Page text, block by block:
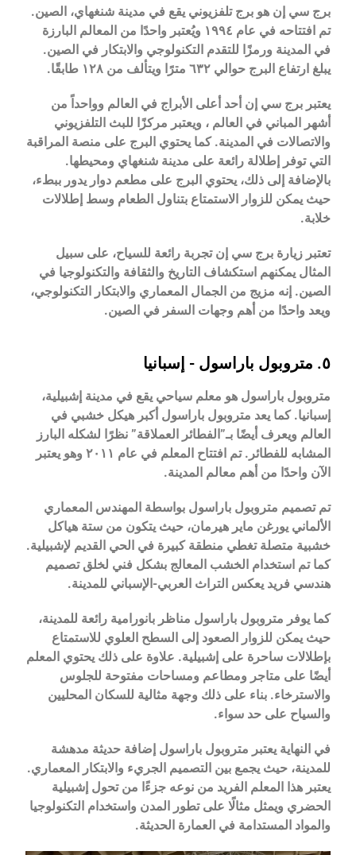
برج سي إن هو برج تلفزيوني يقع في مدينة شنغهاي، الصين.
تم افتتاحه في عام ١٩٩٤ ويُعتبر واحدًا من المعالم البارزة
في المدينة ورمزًا للتقدم التكنولوجي والابتكار في الصين.
يبلغ ارتفاع البرج حوالي ٦٣٢ مترًا ويتألف من ١٢٨ طابقًا.
يعتبر برج سي إن أحد أعلى الأبراج في العالم وواحداً من
أشهر المباني في العالم ، ويعتبر مركزًا للبث التلفزيوني
والاتصالات في المدينة. كما يحتوي البرج على منصة المراقبة
التي توفر إطلالة رائعة على مدينة شنغهاي ومحيطها.
بالإضافة إلى ذلك، يحتوي البرج على مطعم دوار يدور ببطء،
حيث يمكن للزوار الاستمتاع بتناول الطعام وسط إطلالات
خلابة.
تعتبر زيارة برج سي إن تجربة رائعة للسياح، على سبيل
المثال يمكنهم استكشاف التاريخ والثقافة والتكنولوجيا في
الصين. إنه مزيج من الجمال المعماري والابتكار التكنولوجي،
ويعد واحدًا من أهم وجهات السفر في الصين.
٥. متروبول باراسول - إسبانيا
متروبول باراسول هو معلم سياحي يقع في مدينة إشبيلية،
إسبانيا. كما يعد متروبول باراسول أكبر هيكل خشبي في
العالم ويعرف أيضًا بـ”الفطائر العملاقة” نظرًا لشكله البارز
المشابه للفطائر. تم افتتاح المعلم في عام ٢٠١١ وهو يعتبر
الآن واحدًا من أهم معالم المدينة.
تم تصميم متروبول باراسول بواسطة المهندس المعماري
الألماني يورغن ماير هيرمان، حيث يتكون من ستة هياكل
خشبية متصلة تغطي منطقة كبيرة في الحي القديم لإشبيلية.
كما تم استخدام الخشب المعالج بشكل فني لخلق تصميم
هندسي فريد يعكس التراث العربي-الإسباني للمدينة.
كما يوفر متروبول باراسول مناظر بانورامية رائعة للمدينة،
حيث يمكن للزوار الصعود إلى السطح العلوي للاستمتاع
بإطلالات ساحرة على إشبيلية. علاوة على ذلك يحتوي المعلم
أيضًا على متاجر ومطاعم ومساحات مفتوحة للجلوس
والاسترخاء. بناء على ذلك وجهة مثالية للسكان المحليين
والسياح على حد سواء.
في النهاية يعتبر متروبول باراسول إضافة حديثة مدهشة
للمدينة، حيث يجمع بين التصميم الجريء والابتكار المعماري.
يعتبر هذا المعلم الفريد من نوعه جزءًا من تحول إشبيلية
الحضري ويمثل مثالًا على تطور المدن واستخدام التكنولوجيا
والمواد المستدامة في العمارة الحديثة.